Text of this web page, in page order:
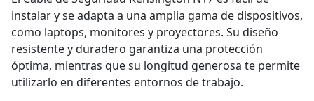
instalar y se adapta a una amplia gama de dispositivos,
como laptops, monitores y proyectores. Su diseño
resistente y duradero garantiza una protección
óptima, mientras que su longitud generosa te permite
utilizarlo en diferentes entornos de trabajo.